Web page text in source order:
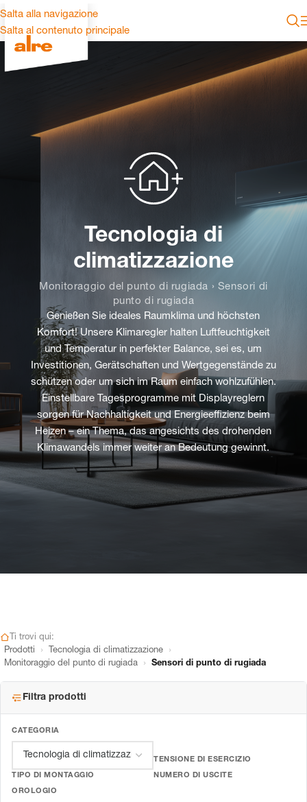
Salta alla navigazione
Salta al contenuto principale
Tecnologia di
climatizzazione
Monitoraggio del punto di rugiada › Sensori di
punto di rugiada
Genießen Sie ideales Raumklima und höchsten
Komfort! Unsere Klimaregler halten Luftfeuchtigkeit
und Temperatur in perfekter Balance, sei es, um
Investitionen, Gerätschaften und Wertgegenstände zu
schützen oder um sich im Raum einfach wohlzufühlen.
Einstellbare Tagesprogramme mit Displayreglern
sorgen für Nachhaltigkeit und Energieeffizienz beim
Heizen – ein Thema, das angesichts des drohenden
Klimawandels immer weiter an Bedeutung gewinnt.
Ti trovi qui:
Prodotti
› Tecnologia di climatizzazione ›
Monitoraggio del punto di rugiada › Sensori di punto di rugiada
Filtra prodotti
CATEGORIA
TENSIONE DI ESERCIZIO
TIPO DI MONTAGGIO NUMERO DI USCITE
OROLOGIO